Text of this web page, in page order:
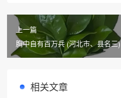
上一篇
胸中自有百万兵 (河北市、县名三)
相关文章